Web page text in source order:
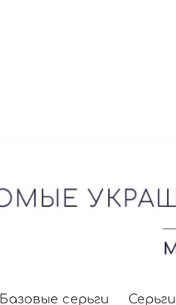
Базовые серьги Серьги